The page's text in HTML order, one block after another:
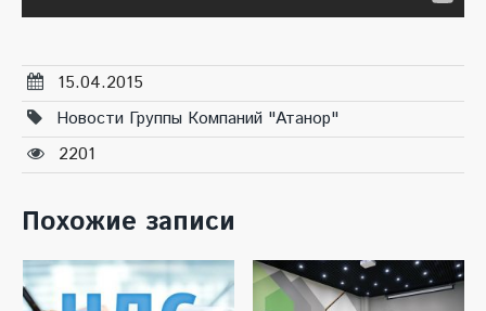
15.04.2015
Новости Группы Компаний "Атанор"
2201
Похожие записи